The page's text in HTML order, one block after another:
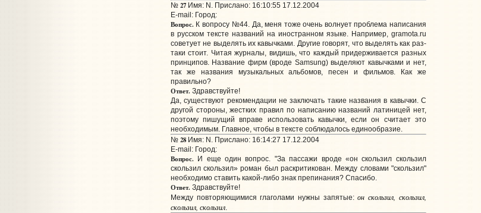
№ 27Имя: N. Прислано: 16:10:55 17.12.2004
E-mail: Город:
Вопрос.К вопросу №44. Да, меня тоже очень волнует проблема написания
в русском тексте названий на иностранном языке. Например, gramota.ru
советует не выделять их кавычками. Другие говорят, что выделять как раз-
таки стоит. Читая журналы, видишь, что каждый придерживается разных
принципов. Название фирм (вроде Samsung) выделяют кавычками и нет,
так же названия музыкальных альбомов, песен и фильмов. Как же
правильно?
Ответ.Здравствуйте!
Да, существуют рекомендации не заключать такие названия в кавычки. С
другой стороны, жестких правил по написанию названий латиницей нет,
поэтому пишущий вправе использовать кавычки, если он считает это
необходимым. Главное, чтобы в тексте соблюдалось единообразие.
№ 28Имя: N. Прислано: 16:14:27 17.12.2004
E-mail: Город:
Вопрос.И еще один вопрос. "За пассажи вроде «он скользил скользил
скользил скользил» роман был раскритикован. Между словами "скользил"
необходимо ставить какой-либо знак препинания? Спасибо.
Ответ.Здравствуйте!
Между повторяющимися глаголами нужны запятые:он скользил, скользил,
скользил, скользил.